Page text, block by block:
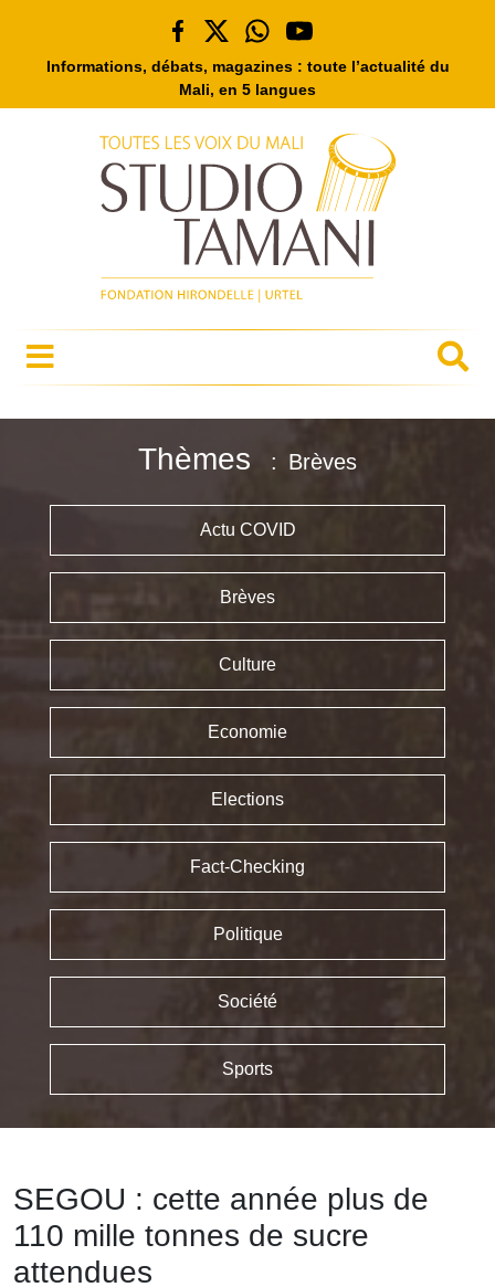
Informations, débats, magazines : toute l’actualité du
Mali, en 5 langues
Thèmes Brèves
Actu COVID
Brèves
Culture
Economie
Elections
Fact-Checking
Politique
Société
Sports
SEGOU : cette année plus de
110 mille tonnes de sucre
attendues